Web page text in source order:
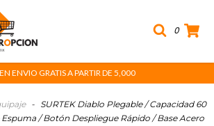
0
ENVIO GRATIS A PARTIR DE 5,000
-
SURTEK Diablo Plegable / Capacidad 60
/ Botón Despliegue Rápido / Base Acero